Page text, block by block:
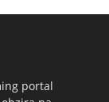
portal